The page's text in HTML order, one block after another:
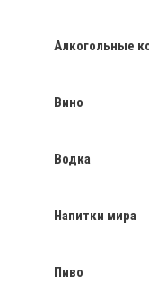
Алкогольные
Вино
Водка
Напитки мира
Пиво